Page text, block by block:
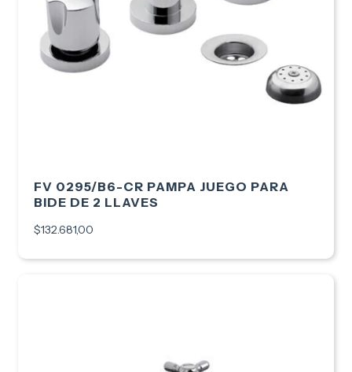
FV 0295/B6-CR PAMPA JUEGO PARA
BIDE DE 2 LLAVES
$132.681,00